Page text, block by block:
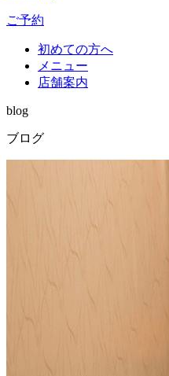
ご予約
初めての方へ
メニュー
店舗案内
blog
ブログ